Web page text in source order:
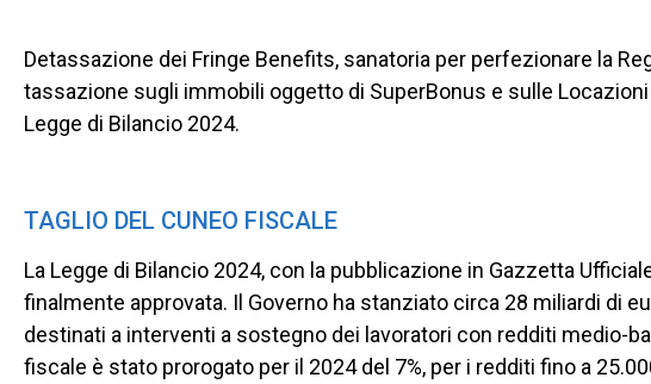
Detassazione dei Fringe Benefits, sanatoria per perfezionare la
tassazione sugli immobili oggetto di SuperBonus e sulle
Legge di Bilancio 2024.
TAGLIO DEL CUNEO FISCALE
La Legge di Bilancio 2024, con la pubblicazione in Gazzetta
finalmente approvata. Il Governo ha stanziato circa 28 miliardi di
destinati a interventi a sostegno dei lavoratori con redditi medio-
fiscale è stato prorogato per il 2024 del 7%, per i redditi fino a